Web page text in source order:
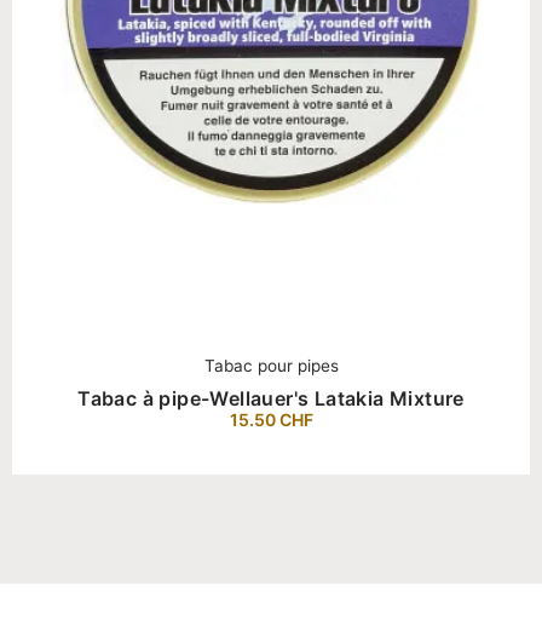
Tabac pour pipes
Tabac à pipe-Wellauer's Latakia Mixture
15.50CHF